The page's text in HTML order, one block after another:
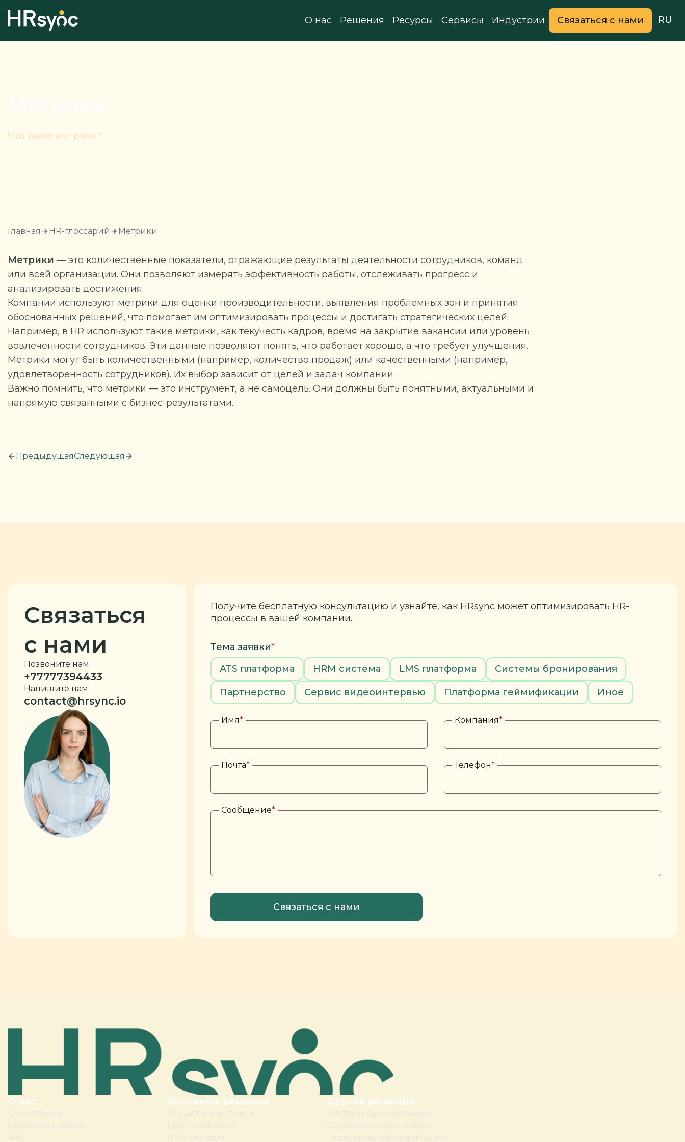
О нас Решения Ресурсы Сервисы Индустрии Связаться с нами RU
Что такое метрики?
Главная HR-глоссарий Метрики
Метрики — это количественные показатели, отражающие результаты деятельности сотрудников, команд
или всей организации. Они позволяют измерять эффективность работы, отслеживать прогресс и
анализировать достижения.
Компании используют метрики для оценки производительности, выявления проблемных зон и принятия
обоснованных решений, что помогает им оптимизировать процессы и достигать стратегических целей.
Например, в HR используют такие метрики, как текучесть кадров, время на закрытие вакансии или уровень
вовлеченности сотрудников. Эти данные позволяют понять, что работает хорошо, а что требует улучшения.
Метрики могут быть количественными (например, количество продаж) или качественными (например,
удовлетворенность сотрудников). Их выбор зависит от целей и задач компании.
Важно помнить, что метрики — это инструмент, а не самоцель. Они должны быть понятными, актуальными и
напрямую связанными с бизнес-результатами.
ПредыдущаяСледующая
Связаться
с нами
Позвоните нам
+77777394433
Напишите нам
contact@hrsync.io
Получите бесплатную консультацию и узнайте, как HRsync может оптимизировать HR-
процессы в вашей компании.
Тема заявки*
ATS платформа
HRM система LMS платформа Системы бронирования
Партнерство Сервис видеоинтервью Платформа геймификации Иное
Имя* Компания*
Почта* Телефон*
Сообщение*
О нас Основные решения Другие решения